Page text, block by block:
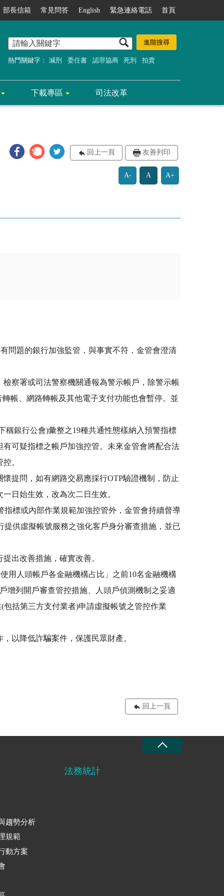
部長信箱 常見問答 English 緊急連絡電話 首頁
熱門關鍵字： 減刑 委任書 認罪協商 死刑 拍賣
下載專區 司法改革
回上一頁 友善列印
A- A A+
問題的銀行加強監管，與事實不符，金管會澄清
察署或司法警察機關通報為警示帳戶，除警示帳
帳、網路轉帳及其他電子支付功能也會暫停。並
銀行公會)彙整之19種共通性態樣納入預警指標
可疑指標之帳戶加強控管。未來金管會將配合法
。
提問，如有網路交易應採行OTP驗證機制，防止
日始生效，改為次二日生效。
標或內部作業規範加強控管外，金管會持續督導
供虛擬帳號服務之強化客戶身分審查措施，並已
出改善措施，確實改善。
用人頭帳戶各金融機構占比」之前10名金融機構
增列開戶審查管控措施、人頭戶偵測機制之妥適
括第三方支付業者)申請虛擬帳號之管控作業
以降低詐騙案件，保護民眾財產。
回上一頁
趨勢分析
規範
動方案
法務統計